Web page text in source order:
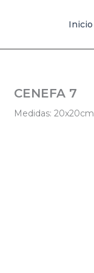
Inicio
CENEFA 7
Medidas: 20x20cm